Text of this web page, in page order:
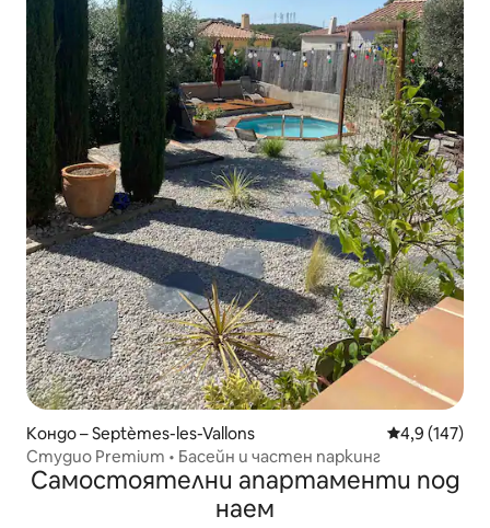
Кондо – Septèmes-les-Vallons Средна
4,9 (147)
Студио Premium • Басейн и частен паркинг
Самостоятелни апартаменти под
наем